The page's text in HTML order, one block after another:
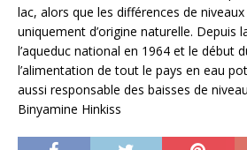
lac, alors que les différences de
uniquement d’origine naturelle. Depuis
l’aqueduc national en 1964 et le début
l’alimentation de tout le pays en eau
aussi responsable des baisses de
Binyamine Hinkiss